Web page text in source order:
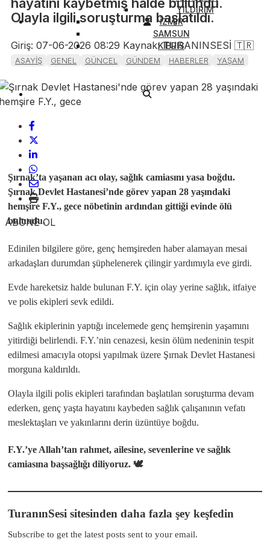
YILDIRIM
İZMİR
SAMSUN
KIBRIS
Olayla ilgili soruşturma başlatıldı.
Giriş: 07-06-2026 08:29 Kaynak: TURANINSESİ 🇹🇷
ASAYİŞ GENEL GÜNCEL GÜNDEM HABERLER YAŞAM
ABONE OL
Şırnak’ta yaşanan acı olay, sağlık camiasını yasa boğdu.
Şırnak Devlet Hastanesi’nde görev yapan 28 yaşındaki
hemşire F.Y., gece nöbetinin ardından gittiği evinde ölü
bulundu.
Edinilen bilgilere göre, genç hemşireden haber alamayan mesai
arkadaşları durumdan şüphelenerek çilingir yardımıyla eve girdi.
Evde hareketsiz halde bulunan F.Y. için olay yerine sağlık, itfaiye
ve polis ekipleri sevk edildi.
Sağlık ekiplerinin yaptığı incelemede genç hemşirenin yaşamını
yitirdiği belirlendi. F.Y.’nin cenazesi, kesin ölüm nedeninin tespit
edilmesi amacıyla otopsi yapılmak üzere Şırnak Devlet Hastanesi
morguna kaldırıldı.
Olayla ilgili polis ekipleri tarafından başlatılan soruşturma devam
ederken, genç yaşta hayatını kaybeden sağlık çalışanının vefatı
meslektaşları ve yakınlarını derin üzüntüye boğdu.
F.Y.’ye Allah’tan rahmet, ailesine, sevenlerine ve sağlık
camiasına başsağlığı diliyoruz. 🕊️
TuranınSesi sitesinden daha fazla şey keşfedin
Subscribe to get the latest posts sent to your email.